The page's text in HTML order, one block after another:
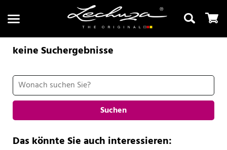
Suchen
keine Suchergebnisse
Suchen
Das könnte Sie auch interessieren: